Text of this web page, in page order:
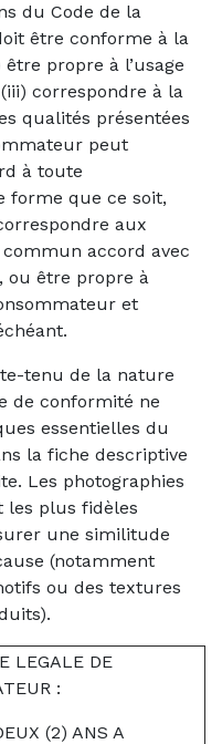
du Code de la
être conforme à la
propre à l’usage
correspondre à la
qualités présentées
peut
à toute
forme que ce soit,
aux
accord avec
ou être propre à
et
tenu de la nature
de conformité ne
essentielles du
la fiche descriptive
Les photographies
les plus fidèles
une similitude
(notamment
ou des textures
LEGALE DE
:
(2) ANS A